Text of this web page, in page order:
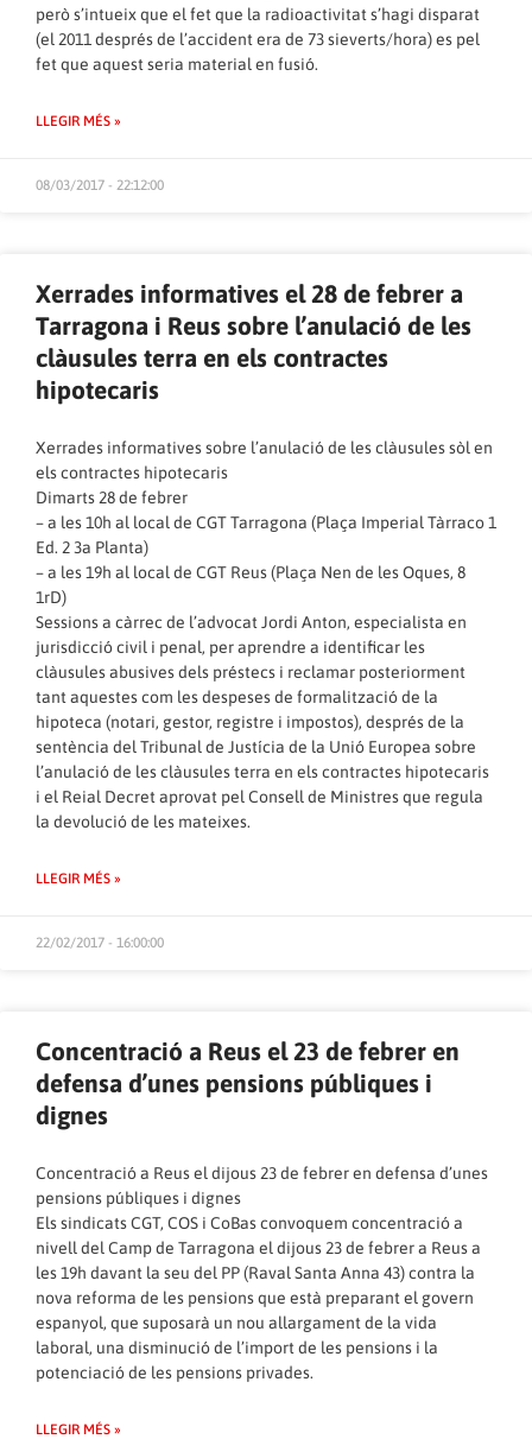
però s’intueix que el fet que la radioactivitat s’hagi disparat
(el 2011 després de l’accident era de 73 sieverts/hora) es pel
fet que aquest seria material en fusió.
LLEGIR MÉS »
08/03/2017 - 22:12:00
Xerrades informatives el 28 de febrer a
Tarragona i Reus sobre l’anulació de les
clàusules terra en els contractes
hipotecaris
Xerrades informatives sobre l’anulació de les clàusules sòl en
els contractes hipotecaris
Dimarts 28 de febrer
– a les 10h al local de CGT Tarragona (Plaça Imperial Tàrraco 1
Ed. 2 3a Planta)
– a les 19h al local de CGT Reus (Plaça Nen de les Oques, 8
1rD)
Sessions a càrrec de l’advocat Jordi Anton, especialista en
jurisdicció civil i penal, per aprendre a identificar les
clàusules abusives dels préstecs i reclamar posteriorment
tant aquestes com les despeses de formalització de la
hipoteca (notari, gestor, registre i impostos), després de la
sentència del Tribunal de Justícia de la Unió Europea sobre
l’anulació de les clàusules terra en els contractes hipotecaris
i el Reial Decret aprovat pel Consell de Ministres que regula
la devolució de les mateixes.
LLEGIR MÉS »
22/02/2017 - 16:00:00
Concentració a Reus el 23 de febrer en
defensa d’unes pensions públiques i
dignes
Concentració a Reus el dijous 23 de febrer en defensa d’unes
pensions públiques i dignes
Els sindicats CGT, COS i CoBas convoquem concentració a
nivell del Camp de Tarragona el dijous 23 de febrer a Reus a
les 19h davant la seu del PP (Raval Santa Anna 43) contra la
nova reforma de les pensions que està preparant el govern
espanyol, que suposarà un nou allargament de la vida
laboral, una disminució de l’import de les pensions i la
potenciació de les pensions privades.
LLEGIR MÉS »